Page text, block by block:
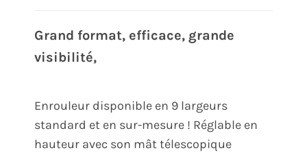
Grand format, efficace, grande
visibilité,
Enrouleur disponible en 9 largeurs
standard et en sur-mesure ! Réglable en
hauteur avec son mât télescopique